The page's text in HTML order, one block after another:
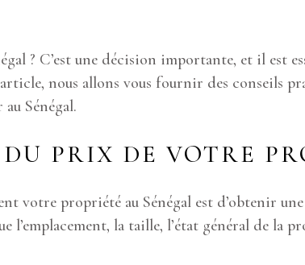
? C’est une décision importante, et il est
nous allons vous fournir des conseils
Sénégal.
PRIX DE VOTRE
votre propriété au Sénégal est d’obtenir
l’emplacement, la taille, l’état général de la